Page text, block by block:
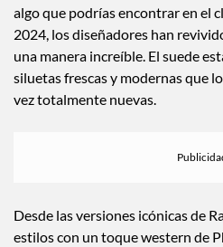
Las chamarras de ante solían
algo que podrías encontrar en el
2024, los diseñadores han
una manera increíble. El suede
siluetas frescas y modernas que
Desde las versiones icónicas de